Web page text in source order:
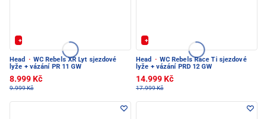
+ Extra Sleva 20%
Head · WC Rebels XR Lyt sjezdové
lyže + vázání PR 11 GW
8.999 Kč
9.999 Kč
+ Extra Sleva 20%
Head · WC Rebels Race Ti sjezdové
lyže + vázání PRD 12 GW
14.999 Kč
17.999 Kč